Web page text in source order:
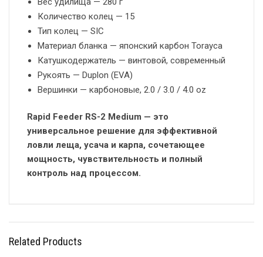
Количество колец — 15
Тип колец — SIC
Материал бланка — японский карбон Torayca
Катушкодержатель — винтовой, современный
Рукоять — Duplon (EVA)
Вершинки — карбоновые, 2.0 / 3.0 / 4.0 oz
Rapid Feeder RS-2 Medium — это
универсальное решение для эффективной
ловли леща, усача и карпа, сочетающее
мощность, чувствительность и полный
контроль над процессом.
Related Products